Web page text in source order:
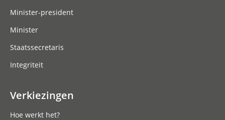
Minister-president
Minister
Staatssecretaris
Integriteit
Verkiezingen
Hoe werkt het?